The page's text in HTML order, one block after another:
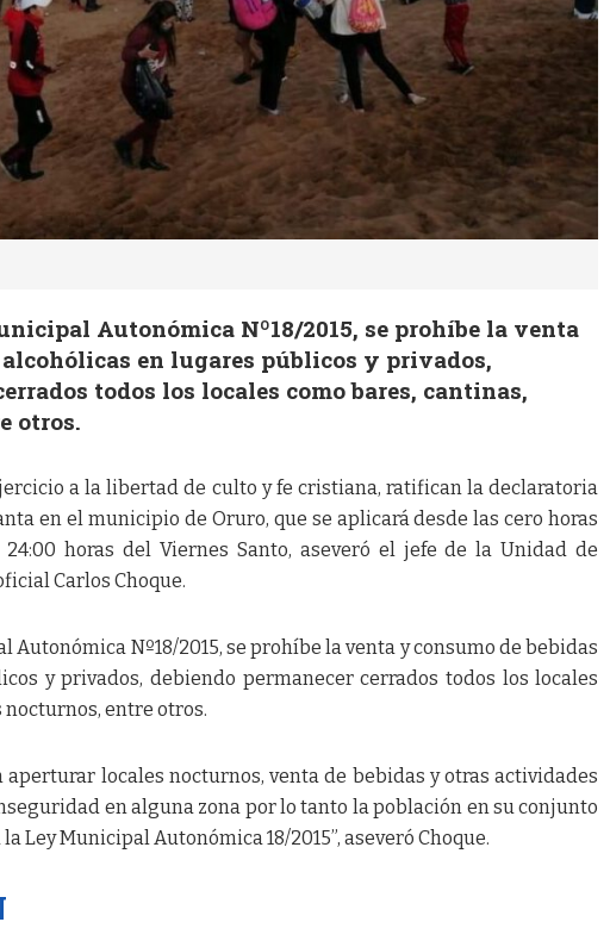
Autonómica Nº18/2015, se prohíbe la venta
en lugares públicos y privados,
todos los locales como bares, cantinas,
otros.
a la libertad de culto y fe cristiana, ratifican la declaratoria
en el municipio de Oruro, que se aplicará desde las cero horas
24:00 horas del Viernes Santo, aseveró el jefe de la Unidad de
Carlos Choque.
Autonómica Nº18/2015, se prohíbe la venta y consumo de bebidas
y privados, debiendo permanecer cerrados todos los locales
nocturnos, entre otros.
aperturar locales nocturnos, venta de bebidas y otras actividades
en alguna zona por lo tanto la población en su conjunto
Ley Municipal Autonómica 18/2015”, aseveró Choque.